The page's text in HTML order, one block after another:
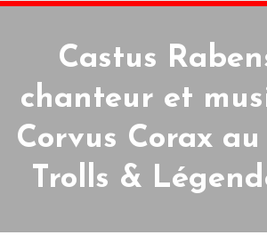
Castus
chanteur et
Corvus Corax
Trolls &